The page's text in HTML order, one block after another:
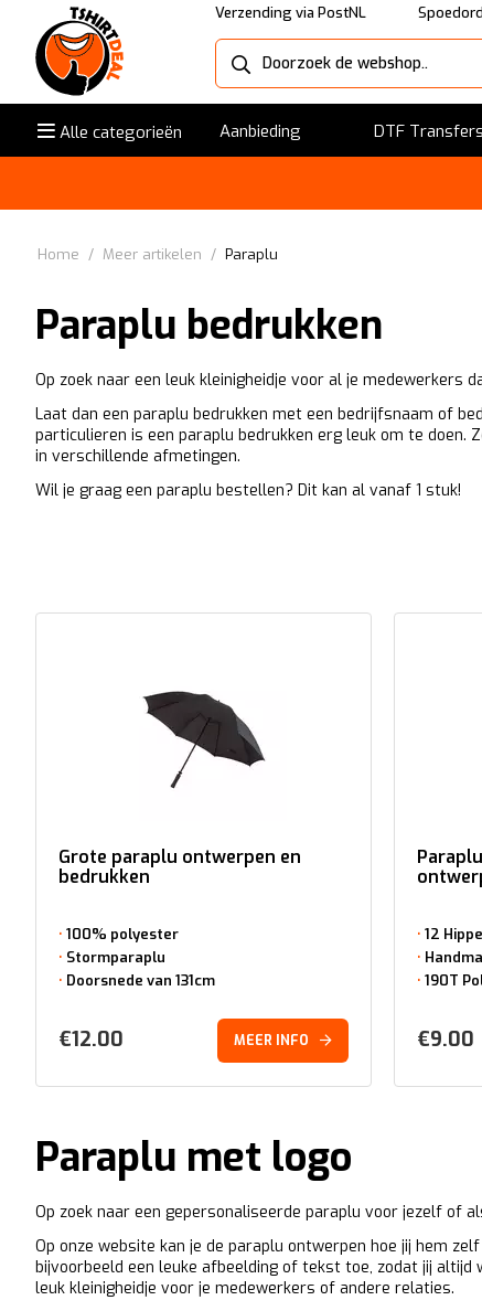
Verzending via PostNL
Alle categorieën Aanbieding DTF Transfers
Home / Meer artikelen / Paraplu
Paraplu bedrukken
Op zoek naar een leuk kleinigheidje voor al je medewerkers
Laat dan een paraplu bedrukken met een bedrijfsnaam of
particulieren is een paraplu bedrukken erg leuk om te doen.
in verschillende afmetingen.
Wil je graag een paraplu bestellen? Dit kan al vanaf 1 stuk!
Grote paraplu ontwerpen en
bedrukken
100% polyester
Stormparaplu
Doorsnede van 131cm
€12.00 MEER INFO
12
190T
€9.00
Paraplu met logo
Op zoek naar een gepersonaliseerde paraplu voor jezelf of
Op onze website kan je de paraplu ontwerpen hoe jij hem
bijvoorbeeld een leuke afbeelding of tekst toe, zodat jij
leuk kleinigheidje voor je medewerkers of andere relaties.